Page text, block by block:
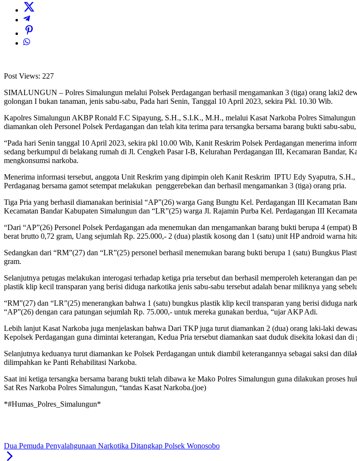
Post Views: 227
SIMALUNGUN – Polres Simalungun melalui Polsek Perdagangan berhasil mengamankan 3 (tiga) orang laki2
golongan I bukan tanaman, jenis sabu-sabu, Pada hari Senin, Tanggal 10 April 2023, sekira Pkl. 10.30 Wib.
Kapolres Simalungun AKBP Ronald F.C Sipayung, S.H., S.I.K., M.H., melalui Kasat Narkoba Polres
diamankan oleh Personel Polsek Perdagangan dan telah kita terima para tersangka bersama barang bukti sabu-
“Pada hari Senin tanggal 10 April 2023, sekira pkl 10.00 Wib, Kanit Reskrim Polsek Perdagangan menerima
sedang berkumpul di belakang rumah di Jl. Cengkeh Pasar I-B, Kelurahan Perdagangan III, Kecamaran Bandar,
mengkonsumsi narkoba.
Menerima informasi tersebut, anggota Unit Reskrim yang dipimpin oleh Kanit Reskrim IPTU Edy Syaputra,
Perdaganag bersama gamot setempat melakukan penggerebekan dan berhasil mengamankan 3 (tiga) orang pria.
Tiga Pria yang berhasil diamanakan berinisial “AP”(26) warga Gang Bungtu Kel. Perdagangan III Kecamatan
Kecamatan Bandar Kabupaten Simalungun dan “LR”(25) warga Jl. Rajamin Purba Kel. Perdagangan III
“Dari “AP”(26) Personel Polsek Perdagangan ada menemukan dan mengamankan barang bukti berupa 4
berat brutto 0,72 gram, Uang sejumlah Rp. 225.000,- 2 (dua) plastik kosong dan 1 (satu) unit HP android warna
Sedangkan dari “RM”(27) dan “LR”(25) personel berhasil menemukan barang bukti berupa 1 (satu) Bungkus
gram.
Selanjutnya petugas melakukan interogasi terhadap ketiga pria tersebut dan berhasil memperoleh keterangan
plastik klip kecil transparan yang berisi diduga narkotika jenis sabu-sabu tersebut adalah benar miliknya yang
“RM”(27) dan “LR”(25) menerangkan bahwa 1 (satu) bungkus plastik klip kecil transparan yang berisi diduga
“AP”(26) dengan cara patungan sejumlah Rp. 75.000,- untuk mereka gunakan berdua, “ujar AKP Adi.
Lebih lanjut Kasat Narkoba juga menjelaskan bahwa Dari TKP juga turut diamankan 2 (dua) orang laki-laki
Kepolsek Perdagangan guna dimintai keterangan, Kedua Pria tersebut diamankan saat duduk disekita lokasi dan
Selanjutnya keduanya turut diamankan ke Polsek Perdagangan untuk diambil keterangannya sebagai saksi dan
dilimpahkan ke Panti Rehabilitasi Narkoba.
Saat ini ketiga tersangka bersama barang bukti telah dibawa ke Mako Polres Simalungun guna dilakukan proses
Sat Res Narkoba Polres Simalungun, “tandas Kasat Narkoba.(joe)
*#Humas_Polres_Simalungun*
Dua Pemuda Penyalahgunaan Narkotika Ditangkap Polsek Wonosobo